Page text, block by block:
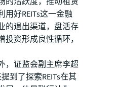
好REITs这一金融
的退出渠道，盘活存
资形成良性循环，
，证监会副主席李超
到了探索REITs在其